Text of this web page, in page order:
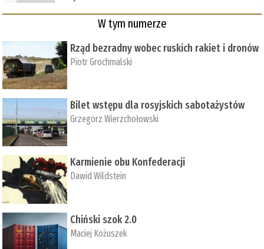
W tym numerze
Rząd bezradny wobec ruskich rakiet i dronów
Piotr Grochmalski
Bilet wstępu dla rosyjskich sabotażystów
Grzegorz Wierzchołowski
Karmienie obu Konfederacji
Dawid Wildstein
Chiński szok 2.0
Maciej Kożuszek